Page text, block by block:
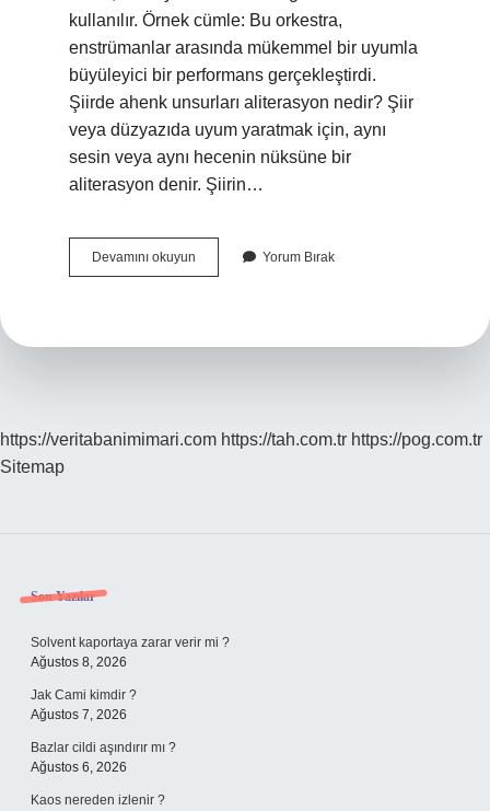
kullanılır. Örnek cümle: Bu orkestra,
enstrümanlar arasında mükemmel bir uyumla
büyüleyici bir performans gerçekleştirdi.
Şiirde ahenk unsurları aliterasyon nedir? Şiir
veya düzyazıda uyum yaratmak için, aynı
sesin veya aynı hecenin nüksüne bir
aliterasyon denir. Şiirin…
Devamını okuyun
Unsurları
Yorum Bırak
https://veritabanimimari.com https://tah.com.tr https://pog.com.tr
Sitemap
Sidebar
Son Yazılar
Solvent kaportaya zarar verir mi ?
Ağustos 8, 2026
Jak Cami kimdir ?
Ağustos 7, 2026
Bazlar cildi aşındırır mı ?
Ağustos 6, 2026
Kaos nereden izlenir ?